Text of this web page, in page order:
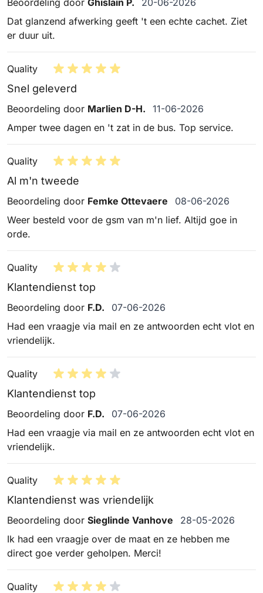
Dat glanzend afwerking geeft 't een echte cachet. Ziet
er duur uit.
Quality
Snel geleverd
Beoordeling door Marlien D-H. 11 juni 2026
11-06-2026
Amper twee dagen en 't zat in de bus. Top service.
Quality
Al m'n tweede
Beoordeling door Femke Ottevaere 8 juni 2026
08-06-2026
Weer besteld voor de gsm van m'n lief. Altijd goe in
orde.
Quality
Klantendienst top
Beoordeling door F.D. 7 juni 2026
07-06-2026
Had een vraagje via mail en ze antwoorden echt vlot en
vriendelijk.
Quality
Klantendienst top
Beoordeling door F.D. 7 juni 2026
07-06-2026
Had een vraagje via mail en ze antwoorden echt vlot en
vriendelijk.
Quality
Klantendienst was vriendelijk
Beoordeling door Sieglinde Vanhove 28 mei 2026
28-05-2026
Ik had een vraagje over de maat en ze hebben me
direct goe verder geholpen. Merci!
Quality